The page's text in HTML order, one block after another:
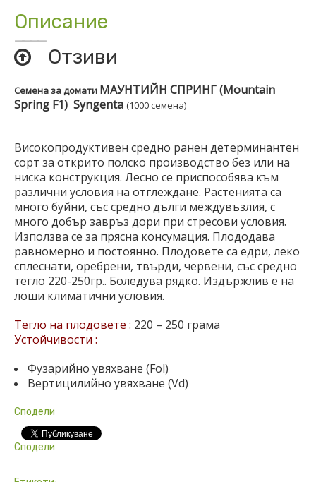
Описание
Отзиви
Семена за домати МАУНТИЙН СПРИНГ (Mountain
Spring F1) Syngenta (1000 семена)
Високопродуктивен средно ранен детерминантен
сорт за открито полско производство без или на
ниска конструкция. Лесно се приспособява към
различни условия на отглеждане. Растенията са
много буйни, със средно дълги междувъзлия, с
много добър завръз дори при стресови условия.
Използва се за прясна консумация. Плододава
равномерно и постоянно. Плодовете са едри, леко
сплеснати, оребрени, твърди, червени, със средно
тегло 220-250гр.. Боледува рядко. Издържлив е на
лоши климатични условия.
Тегло на плодовете : 220 – 250 грама
Устойчивости :
Фузарийно увяхване (Fol)
Вертицилийно увяхване (Vd)
Сподели
Сподели